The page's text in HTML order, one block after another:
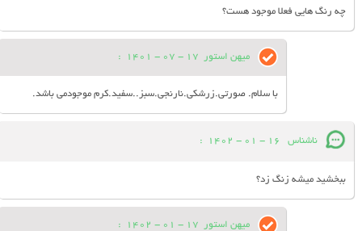
چه رنگ هایی فعلا موجود هست؟
میهن استور 17 - 07 - 1401
:
با سلام. صورتی.زرشکی.نارنجی.سبز..سفید.کرم موجودمی باشد.
ناشناس 16 - 01 - 1402
:
ببخشید میشه زنگ زد؟
میهن استور 17 - 01 - 1402
: